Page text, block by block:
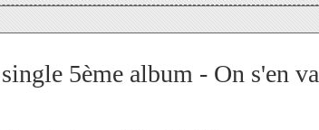
5ème album - On s'en va